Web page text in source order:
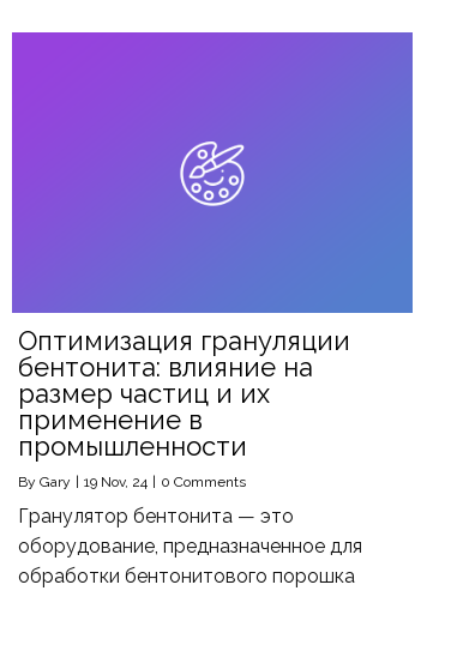
Оптимизация грануляции
бентонита: влияние на
размер частиц и их
применение в
промышленности
By Gary | 19 Nov, 24 | 0 Comments
Гранулятор бентонита — это
оборудование, предназначенное для
обработки бентонитового порошка